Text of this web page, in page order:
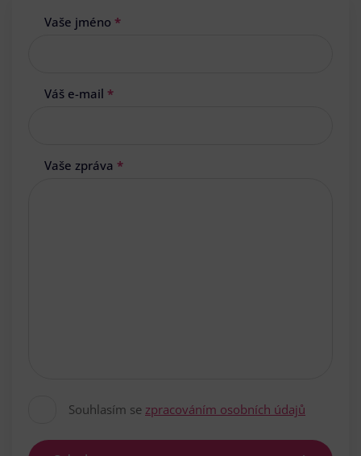
Vaše jméno *
Váš e-mail *
Vaše zpráva *
Souhlasím se zpracováním osobních údajů